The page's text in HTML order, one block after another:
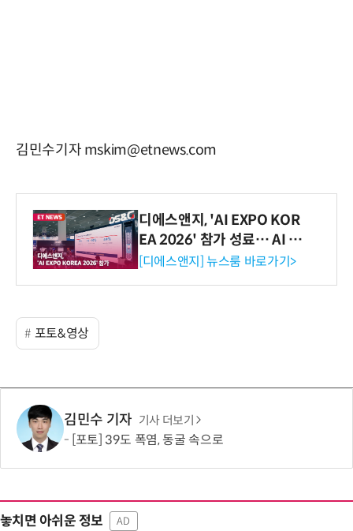
김민수기자 mskim@etnews.com
디에스앤지, 'AI EXPO KOR
EA 2026' 참가 성료… AI 전
생애주기 아우르는 통합 솔루
[디에스앤지] 뉴스룸 바로가기>
포토&영상
김민수 기자 기사 더보기
[포토] 39도 폭염, 동굴 속으로
놓치면 아쉬운 정보 AD